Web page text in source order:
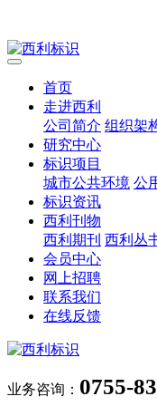
首页
走进西利
公司简介 组织架
研究中心
标识项目
城市公共环境 公
标识资讯
西利刊物
西利期刊 西利丛
会员中心
网上招聘
联系我们
在线反馈
业务咨询： 0755-